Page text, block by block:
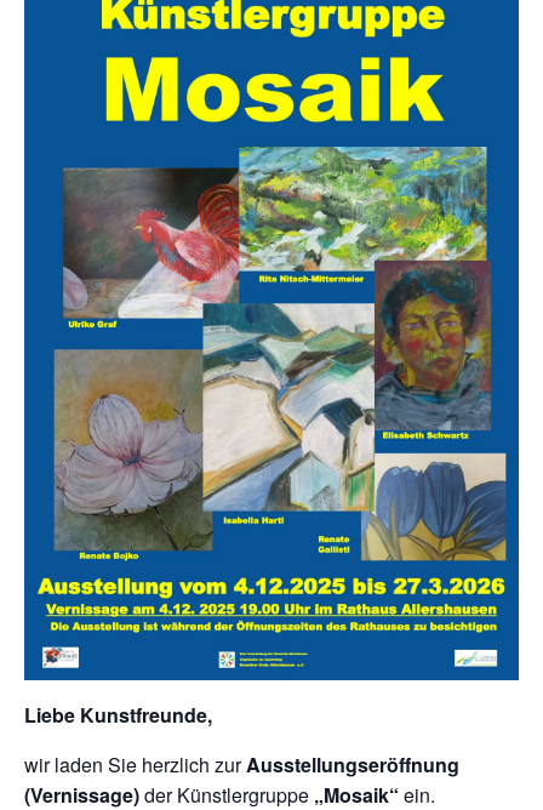
Liebe Kunstfreunde,
wir laden Sie herzlich zurAusstellungseröffnung
(Vernissage)der Künstlergruppe „Mosaik“ ein.